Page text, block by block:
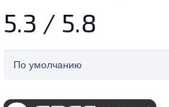
5.3 / 5.8